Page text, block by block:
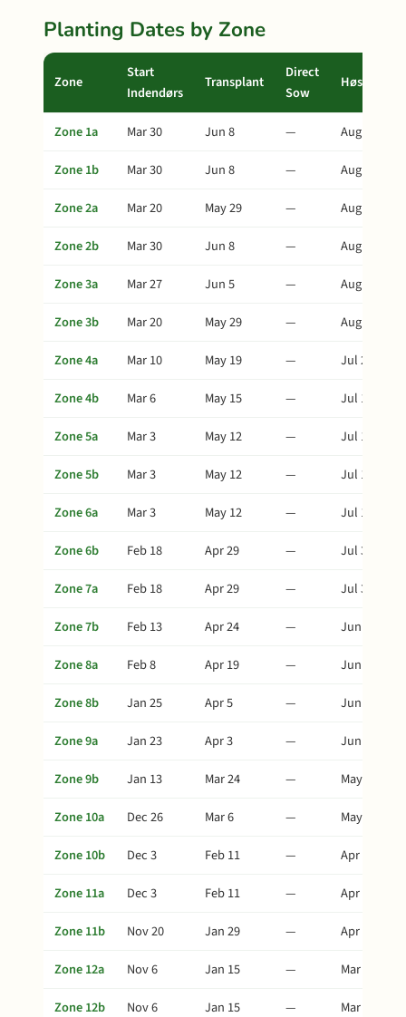
Planting Dates by Zone
Zone
Start
Indendørs
Transplant
Direct
Sow
Høst
Zone 1a Mar 30 Jun 8 —
Aug 12
Zone 1b
Mar 30 Jun 8 —
Aug 12
Zone 2a
Mar 20 May 29 —
Aug 2
Zone 2b
Mar 30 Jun 8 —
Aug 12
Zone 3a
Mar 27 Jun 5 —
Aug 9
Zone 3b
Mar 20 May 29 —
Aug 2
Zone 4a
Mar 10 May 19 —
Jul 23
Zone 4b
Mar 6 May 15 —
Jul 19
Zone 5a
Mar 3 May 12 —
Jul 16
Zone 5b
Mar 3 May 12 —
Jul 16
Zone 6a
Mar 3 May 12 —
Jul 16
Zone 6b
Feb 18 Apr 29 —
Jul 3
Zone 7a
Feb 18 Apr 29 —
Jul 3
Zone 7b
Feb 13 Apr 24 —
Jun 28
Zone 8a
Feb 8 Apr 19 —
Jun 23
Zone 8b
Jan 25 Apr 5 —
Jun 9
Zone 9a
Jan 23 Apr 3 —
Jun 7
Zone 9b
Jan 13 Mar 24 —
May 28
Zone 10a
Dec 26 Mar 6 —
May 10
Zone 10b
Dec 3 Feb 11 —
Apr 17
Zone 11a
Dec 3 Feb 11 —
Apr 17
Zone 11b
Nov 20 Jan 29 —
Apr 4
Zone 12a
Nov 6 Jan 15 —
Mar 21
Zone 12b
Nov 6 Jan 15 — Mar 21